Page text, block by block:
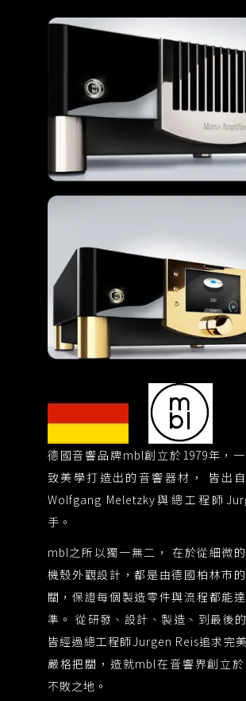
德國音響品牌mbl創立於1979年，
致美學打造出的音響器材， 皆出
Wolfgang Meletzky與總工程師
手。
mbl之所以獨一無二， 在於從細微
機殼外觀設計，都是由德國柏林市
關，保證每個製造零件與流程都能
準。 從研發、設計、製造、到最後
皆經過總工程師Jurgen Reis追求完
嚴格把關，造就mbl在音響界創立
不敗之地。